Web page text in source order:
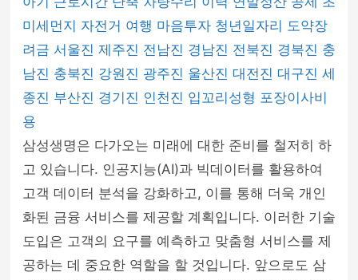
미세먼지 자전거 여행 마음투자 청년일자리 도약장
려금 서울진 제주진 전남진 경남진 전북진 경북진 충
남진 충북진 강원진 광주진 울산진 대전진 대구진 세
종진 부산진 경기진 인천진 입꼬리성형 포장이사비
용
삼성생명은 다가오는 미래에 대한 준비를 철저히 하
고 있습니다. 인공지능(AI)과 빅데이터를 활용하여
고객 데이터 분석을 강화하고, 이를 통해 더욱 개인
화된 금융 서비스를 제공할 계획입니다. 이러한 기술
도입은 고객의 요구를 예측하고 맞춤형 서비스를 제
공하는 데 중요한 역할을 할 것입니다. 앞으로도 삼